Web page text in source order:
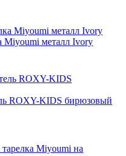
Мiyoumi металл Ivory
ROXY-KIDS бирюзовый